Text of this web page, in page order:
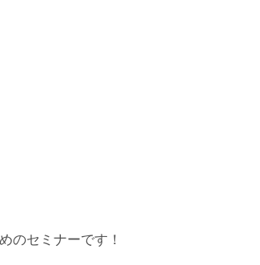
のセミナーです！